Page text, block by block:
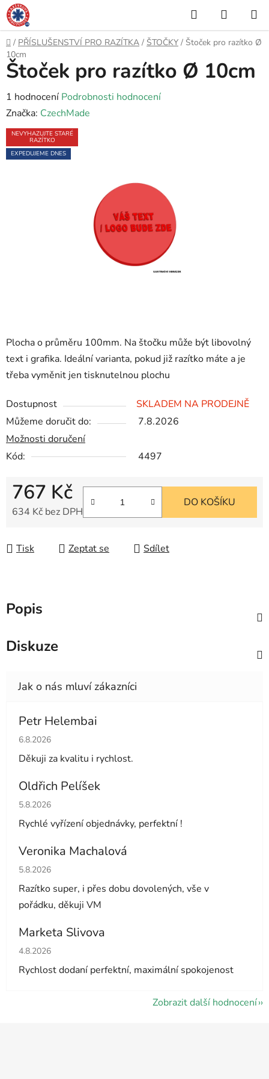
Přejít
na
obsah
Hledat
KOŠÍK
Domů
/ PŘÍSLUŠENSTVÍ PRO RAZÍTKA / ŠTOČKY / Štoček pro razítko Ø
10cm
Plocha o průměru 100mm. Na štočku může být libovolný
text i grafika. Ideální varianta, pokud již razítko máte a je
třeba vyměnit jen tisknutelnou plochu
Dostupnost
SKLADEM NA PRODEJNĚ
Můžeme doručit do:
7.8.2026
Možnosti doručení
Kód:
4497
767 Kč
634 Kč bez DPH
DO KOŠÍKU
Tisk Zeptat se Sdílet
Štoček pro razítko Ø 10cm
Průměrné
hodnocení
produktu
je
5,0
1 hodnocení Podrobnosti hodnocení
Značka: CzechMade
NEVYHAZUJTE STARÉ
RAZÍTKO
EXPEDUJEME DNES
Popis
Diskuze
Petr Helembai
Hodnocení obchodu je 5 z 5 hvězdiček.
6.8.2026
Děkuji za kvalitu i rychlost.
Oldřich Pelíšek
Hodnocení obchodu je 5 z 5 hvězdiček.
5.8.2026
Rychlé vyřízení objednávky, perfektní !
Veronika Machalová
Hodnocení obchodu je 5 z 5 hvězdiček.
5.8.2026
Razítko super, i přes dobu dovolených, vše v
pořádku, děkuji VM
Marketa Slivova
Hodnocení obchodu je 5 z 5 hvězdiček.
4.8.2026
Rychlost dodaní perfektní, maximální spokojenost
Zobrazit další hodnocení